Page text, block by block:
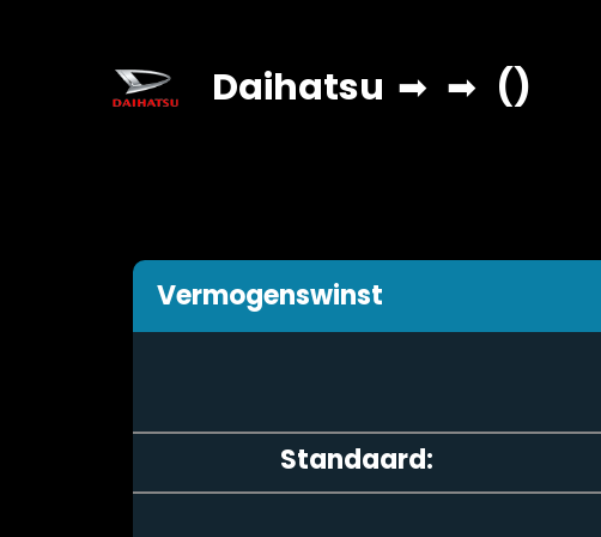
Daihatsu ➡ ➡ ()
Vermogenswinst
Standaard: